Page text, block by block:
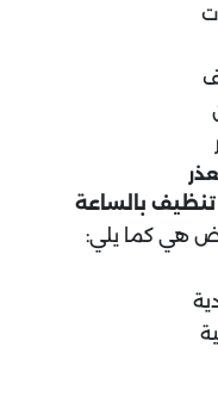
بالساعة
هي كما يلي: